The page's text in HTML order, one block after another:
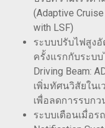
(Adaptive
with LSF)
ระบบปรับไฟสูงอั
ครั้งแรกกับระบบ
Driving Beam:
เพิ่มทัศนวิสัยใน
เพื่อลดการรบก
ระบบเตือนเมื่อร